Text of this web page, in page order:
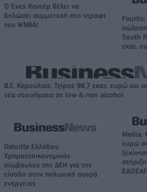
Ο Ένες Καντέρ θέλει να
δηλώσει συμμετοχή στο ντραφτ
του WNBA!
Fourlis:
South
εκατ.
Β.Σ. Καρούλιας: Τζίρος 98,7 εκατ. ευρώ και
νέα στοιχήματα σε low & non alcohol
Deloitte Ελλάδος:
Χρηματοοικονομικός
σύμβουλος της ΔΕΗ για την
είσοδο στην πολωνική αγορά
ενέργειας
Media:
ευρώ
ΕΔΟΕΑΠ